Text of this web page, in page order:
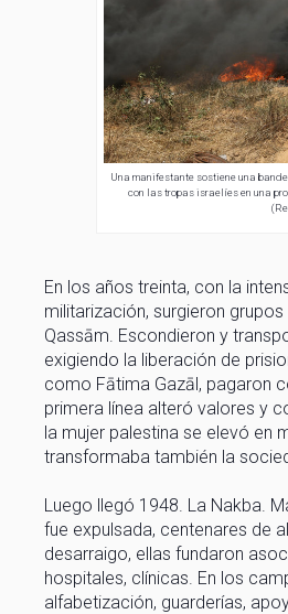
Una manifestante sostiene una
con las tropas israelíes en una
En los años treinta, con la
militarización, surgieron
Qassām. Escondieron y
exigiendo la liberación de
como Fātima Gazāl, pagaron
primera línea alteró valores y
la mujer palestina se elevó en
transformaba también la
Luego llegó 1948. La Nakba.
fue expulsada, centenares de
desarraigo, ellas fundaron
hospitales, clínicas. En los
alfabetización, guarderías,